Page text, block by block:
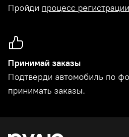
Пройди процесс регистрации
Принимай заказы
Подтверди автомобиль по
принимать заказы.